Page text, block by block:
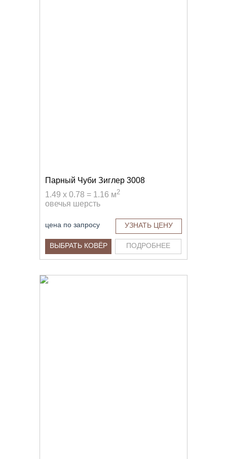
Парный Чуби Зиглер 3008
1.49 x 0.78 = 1.16 м2
овечья шерсть
цена по запросу УЗНАТЬ ЦЕНУ
ВЫБРАТЬ КОВЁР ПОДРОБНЕЕ